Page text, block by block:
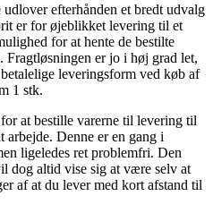
efterhånden et bredt udvalg
er for øjeblikket levering til et
for at hente de bestilte
Fragtløsningen er jo i høj grad let,
leveringsform ved køb af
1 stk.
at bestille varerne til levering til
arbejde. Denne er en gang i
ligeledes ret problemfri. Den
dog altid vise sig at være selv at
af at du lever med kort afstand til